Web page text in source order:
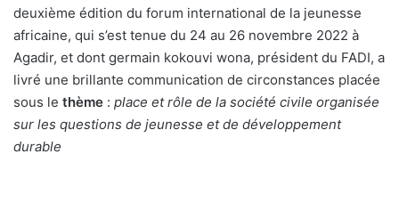
deuxième édition du forum international de la jeunesse
africaine, qui s’est tenue du 24 au 26 novembre 2022 à
Agadir, et dont germain kokouvi wona, président du FADI, a
livré une brillante communication de circonstances placée
sous le thème : place et rôle de la société civile organisée
sur les questions de jeunesse et de développement
durable